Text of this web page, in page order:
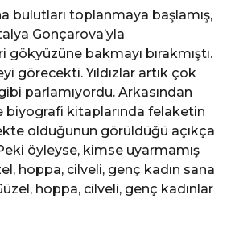
bulutları toplanmaya başlamış,
Gonçarova’yla
bakmayı bırakmıştı.
görecekti. Yıldızlar artık çok
parlamıyordu. Arkasından
biyografi kitaplarında felaketin
olduğunun görüldüğü açıkça
öyleyse, kimse uyarmamış
hoppa, cilveli, genç kadın sana
hoppa, cilveli, genç kadınlar